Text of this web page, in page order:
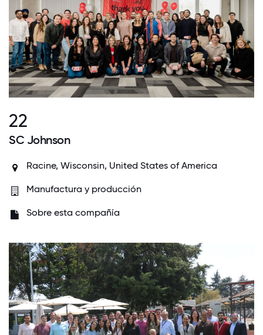
22
SC Johnson
Racine, Wisconsin, United States of America
Manufactura y producción
Sobre esta compañía